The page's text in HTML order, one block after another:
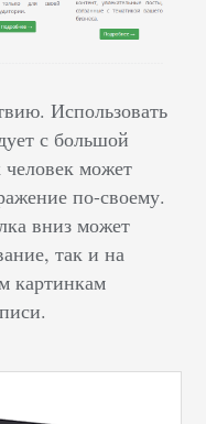
Использовать
с большой
может
по-своему.
вниз может
так и на
картинкам